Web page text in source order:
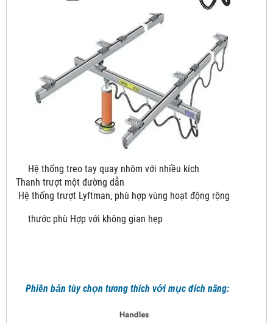
Hệ thống treo tay quay nhôm với nhiều kích
Thanh trượt một đường dẫn
Hệ thống trượt Lyftman, phù hợp vùng hoạt động rộng
thước phù Hợp với không gian hẹp
Phiên bản tùy chọn tương thích với mục đích nâng: